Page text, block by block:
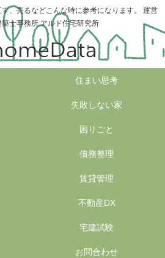
、売るなどこんな時に参考になります。 運営
士事務所 アルド住宅研究所
住まい思考
失敗しない家
困りごと
債務整理
賃貸管理
不動産DX
宅建試験
お問合わせ